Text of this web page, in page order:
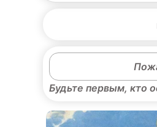
Будьте первым, кто